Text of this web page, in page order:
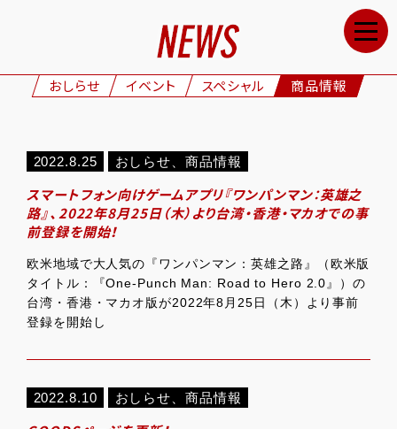
NEWS
STAFF&CAST
CHARACTERS
ONAIR
MOVIE
SPECIAL
おしらせ イベント スペシャル 商品情報
2022.8.25 おしらせ 、商品情報
スマートフォン向けゲームアプリ『ワンパンマン：英雄之
路』、2022年8月25日（木）より台湾・香港・マカオでの事
前登録を開始！
欧米地域で大人気の『ワンパンマン：英雄之路』（欧米版
タイトル：『One-Punch Man: Road to Hero 2.0』）の
台湾・香港・マカオ版が2022年8月25日（木）より事前
登録を開始し
2022.8.10 おしらせ 、商品情報